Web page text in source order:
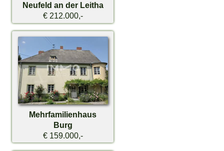
Neufeld an der Leitha
€ 212.000,-
Mehrfamilienhaus
Burg
€ 159.000,-